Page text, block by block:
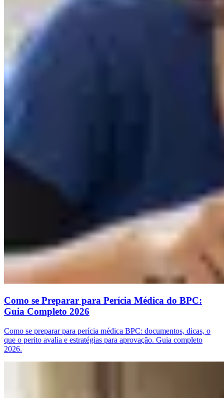
Como se Preparar para Perícia Médica do BPC:
Guia Completo 2026
Como se preparar para perícia médica BPC: documentos, dicas, o
que o perito avalia e estratégias para aprovação. Guia completo
2026.